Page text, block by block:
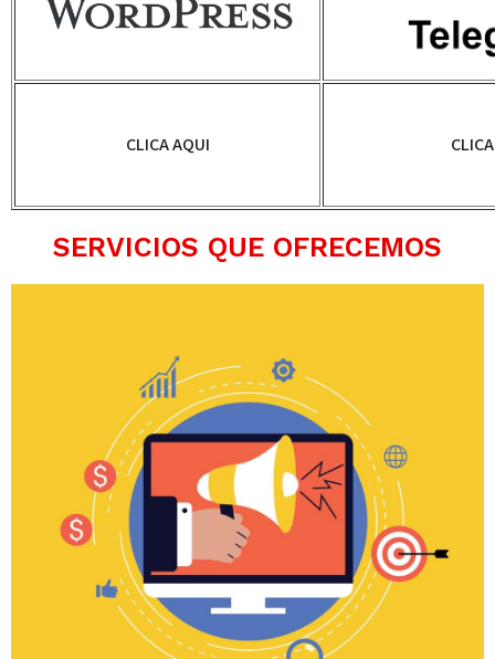
CLICA AQUI
SERVICIOS QUE OFRECEMOS